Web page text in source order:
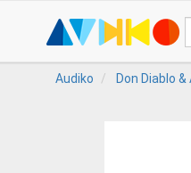
Audiko Don Diablo &